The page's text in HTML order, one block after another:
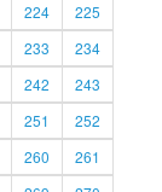
224
225
233
234
242
243
251
252
260
261